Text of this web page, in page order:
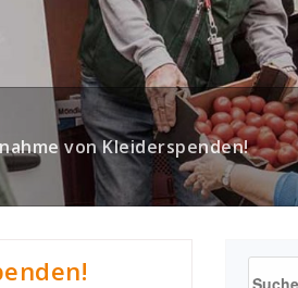
von Kleiderspenden!